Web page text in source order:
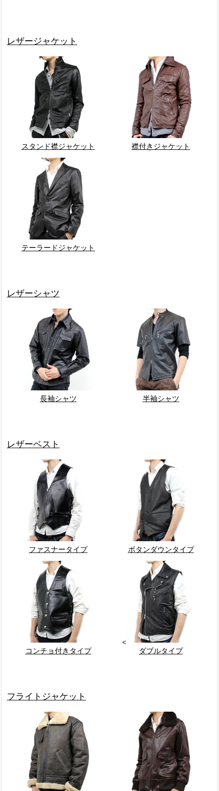
レザージャケット
スタンド襟ジャケット 襟付きジャケット
テーラードジャケット
レザーシャツ
長袖シャツ 半袖シャツ
レザーベスト
ファスナータイプ ボタンダウンタイプ
コンチョ付きタイプ
<
ダブルタイプ
フライトジャケット